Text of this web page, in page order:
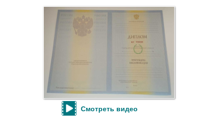
Смотреть видео